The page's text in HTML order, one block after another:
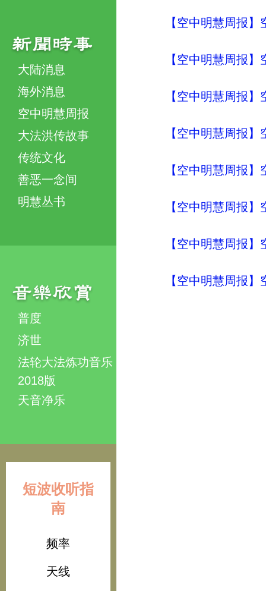
大陆消息
海外消息
空中明慧周报
大法洪传故事
传统文化
善恶一念间
明慧丛书
普度
济世
法轮大法炼功音乐
2018版
天音净乐
短波收听指
南
频率
天线
【空中明慧周报
【空中明慧周报
【空中明慧周报
【空中明慧周报
【空中明慧周报
【空中明慧周报
【空中明慧周报
【空中明慧周报